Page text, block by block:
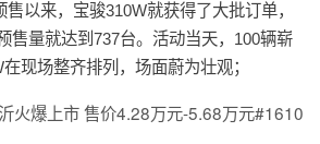
售以来，宝骏310W就获得了大批订单，
售量就达到737台。活动当天，100辆崭
现场整齐排列，场面蔚为壮观；